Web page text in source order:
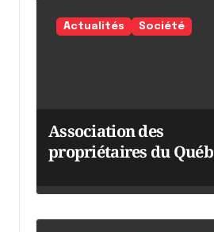
Actualités Société
Association des
propriétaires du